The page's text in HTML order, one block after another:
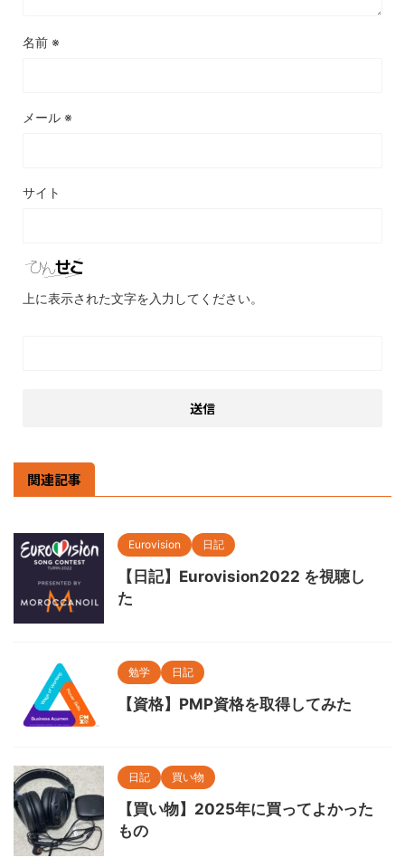
名前 ※
メール ※
サイト
上に表示された文字を入力してください。
関連記事
Eurovision 日記
【日記】Eurovision2022 を視聴し
た
勉学 日記
【資格】PMP資格を取得してみた
日記 買い物
【買い物】2025年に買ってよかった
もの